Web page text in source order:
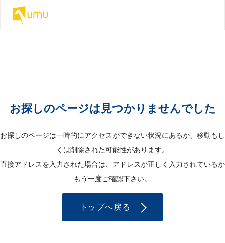
お探しのページは見つかりませんでした
お探しのページは一時的にアクセスができない状況にあるか、移動もし
くは削除された可能性があります。
直接アドレスを入力された場合は、アドレスが正しく入力されているか
もう一度ご確認下さい。
トップへ戻る